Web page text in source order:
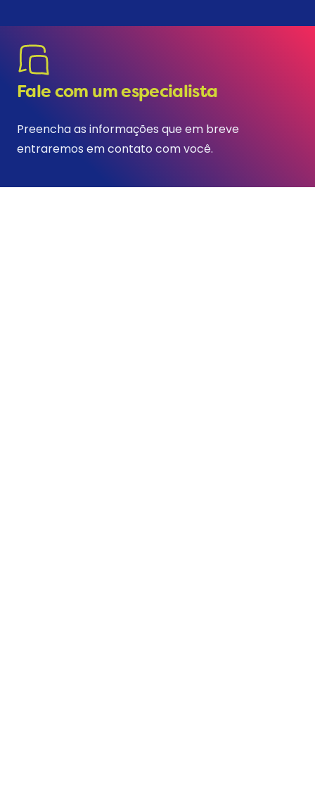
Fale com um especialista
Preencha as informações que em breve
entraremos em contato com você.